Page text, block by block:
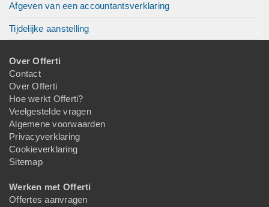
Afgeven van een accountantsverklaring
Tijdelijke aanstelling
Over Offerti
Contact
Over Offerti
Hoe werkt Offerti?
Veelgestelde vragen
Algemene voorwaarden
Privacyverklaring
Cookieverklaring
Sitemap
Werken met Offerti
Offertes aanvragen